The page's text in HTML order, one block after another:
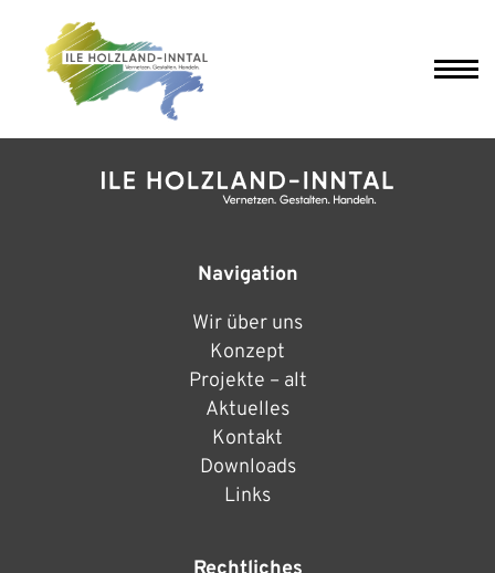
Navigation
Wir über uns
Konzept
Projekte – alt
Aktuelles
Kontakt
Downloads
Links